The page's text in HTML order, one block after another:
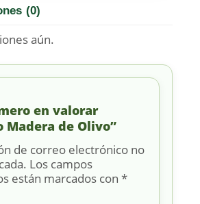
(0)
aún.
en valorar
Madera de Olivo”
de correo electrónico no
Los campos
están marcados con *